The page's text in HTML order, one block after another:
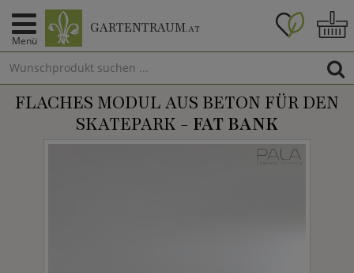
Menü
GARTENTRAUM.AT
FLACHES MODUL AUS BETON FÜR DEN
SKATEPARK - FAT BANK